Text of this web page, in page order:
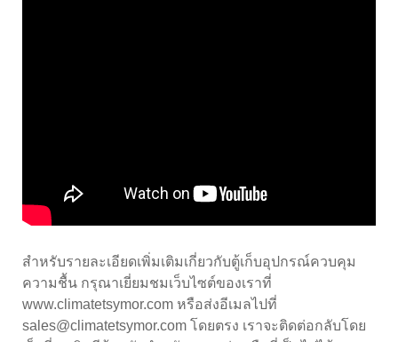
สำหรับรายละเอียดเพิ่มเติมเกี่ยวกับตู้เก็บอุปกรณ์ควบคุม
ความชื้น กรุณาเยี่ยมชมเว็บไซต์ของเราที่
www.climatetsymor.com หรือส่งอีเมลไปที่
sales@climatetsymor.com โดยตรง เราจะติดต่อกลับโดย